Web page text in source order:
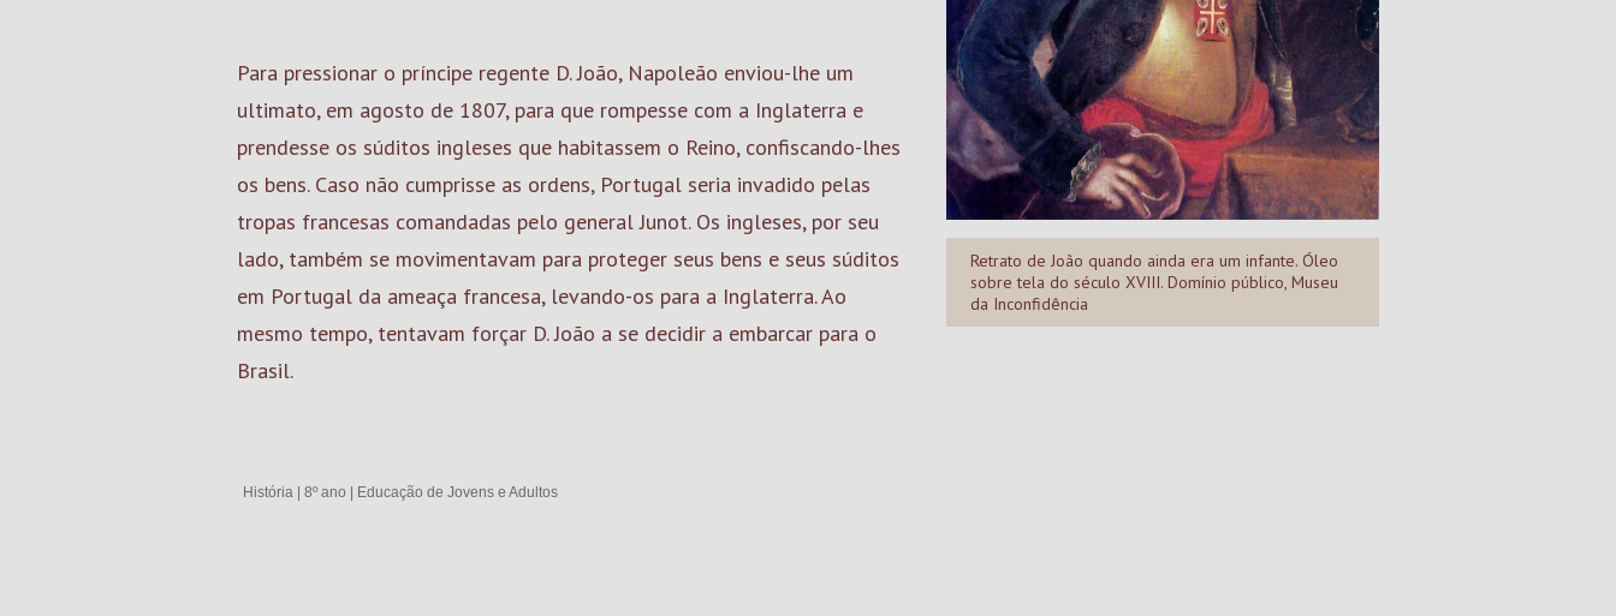
Retrato de João quando ainda era um infante. Óleo
sobre tela do século XVIII. Domínio público, Museu
da Inconfidência
Para pressionar o príncipe regente D. João, Napoleão enviou-lhe um
ultimato, em agosto de 1807, para que rompesse com a Inglaterra e
prendesse os súditos ingleses que habitassem o Reino, confiscando-lhes
os bens. Caso não cumprisse as ordens, Portugal seria invadido pelas
tropas francesas comandadas pelo general Junot. Os ingleses, por seu
lado, também se movimentavam para proteger seus bens e seus súditos
em Portugal da ameaça francesa, levando-os para a Inglaterra. Ao
mesmo tempo, tentavam forçar D. João a se decidir a embarcar para o
Brasil.
História 8º ano Educação de Jovens e Adultos